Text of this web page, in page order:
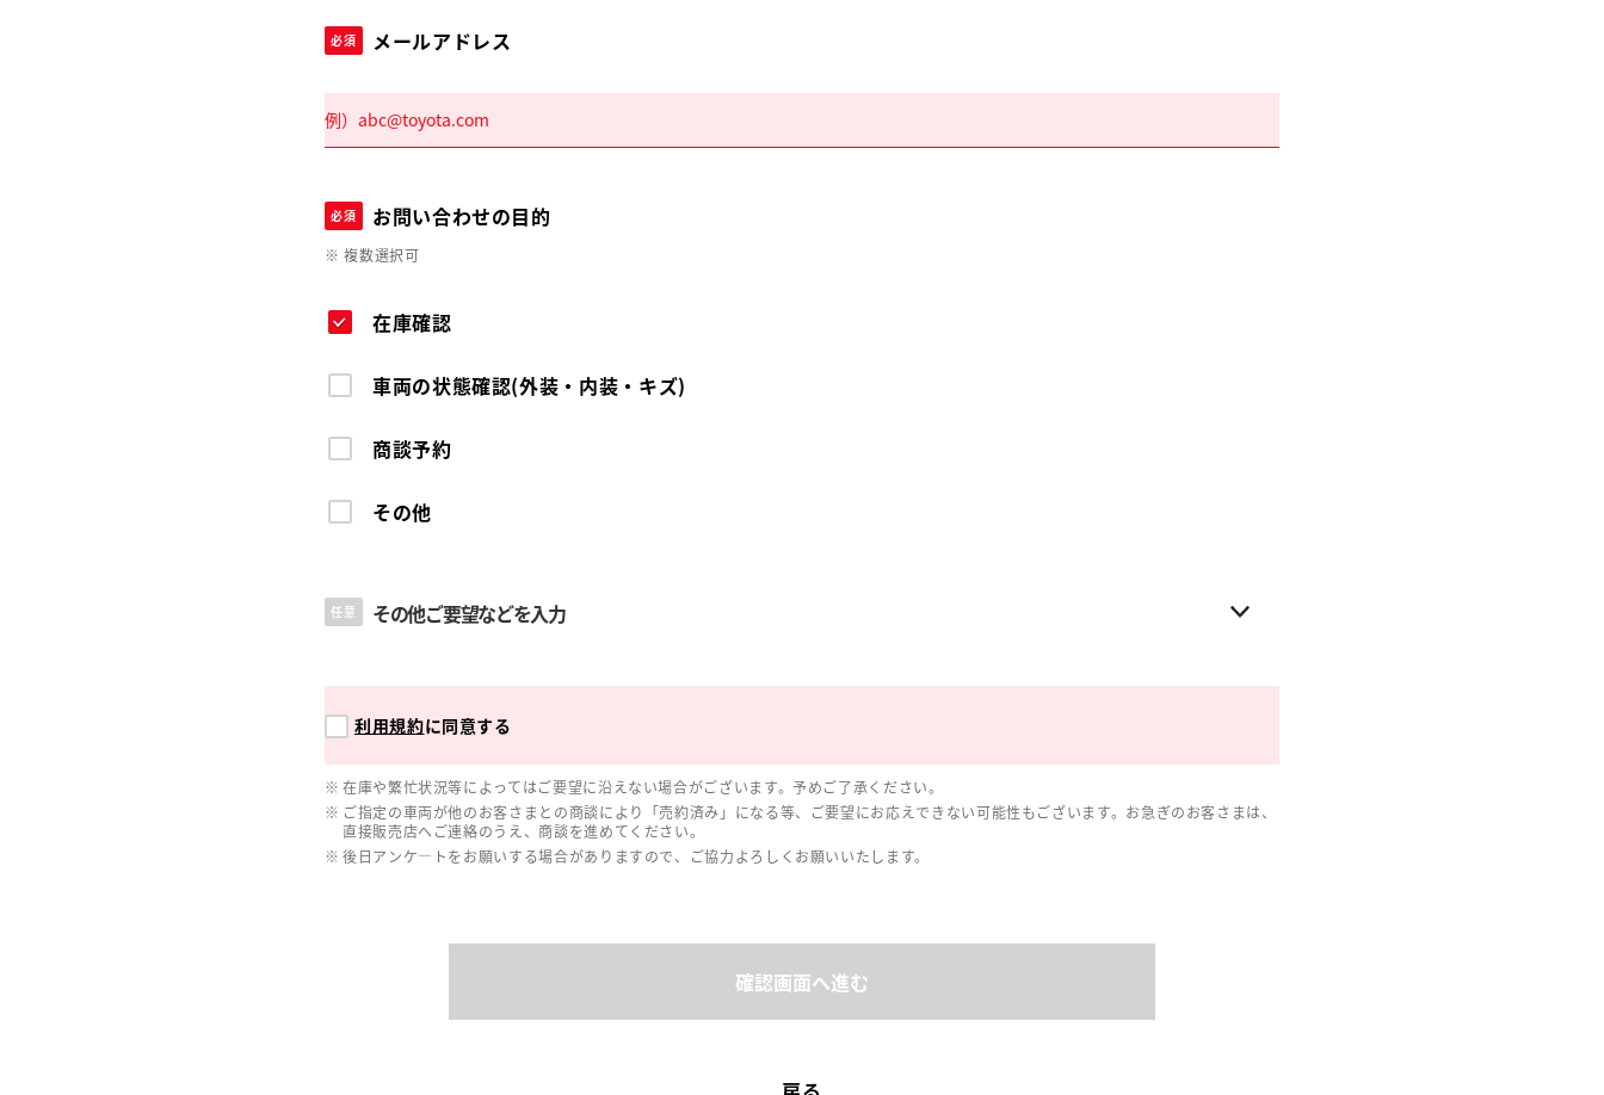
必須 メールアドレス
必須 お問い合わせの目的
※ 複数選択可
在庫確認
車両の状態確認(外装・内装・キズ)
商談予約
その他
任意 その他ご要望などを入力
利用規約に同意する
在庫や繁忙状況等によってはご要望に沿えない場合がございます。予めご了承ください。
ご指定の車両が他のお客さまとの商談により「売約済み」になる等、ご要望にお応えできない可能性もございます。お急ぎのお客さまは、
直接販売店へご連絡のうえ、商談を進めてください。
後日アンケ―トをお願いする場合がありますので、ご協力よろしくお願いいたします。
確認画面へ進む